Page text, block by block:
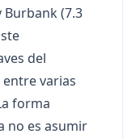
Burbank (7.3
del
varias
forma
no es asumir